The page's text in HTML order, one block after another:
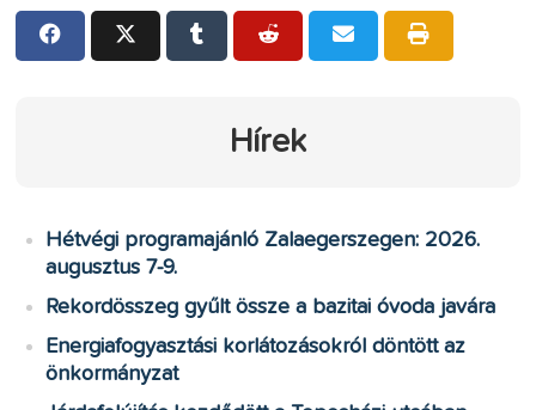
Hírek
Hétvégi programajánló Zalaegerszegen: 2026.
augusztus 7-9.
Rekordösszeg gyűlt össze a bazitai óvoda javára
Energiafogyasztási korlátozásokról döntött az
önkormányzat